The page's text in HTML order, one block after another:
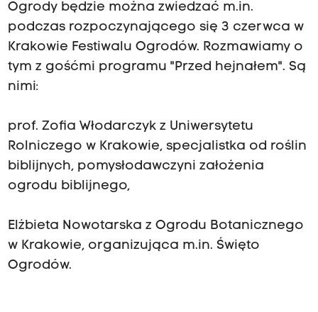
Ogrody będzie można zwiedzać m.in.
podczas rozpoczynającego się 3 czerwca w
Krakowie Festiwalu Ogrodów. Rozmawiamy o
tym z gośćmi programu "Przed hejnałem". Są
nimi:
prof. Zofia Włodarczyk z Uniwersytetu
Rolniczego w Krakowie, specjalistka od roślin
biblijnych, pomysłodawczyni założenia
ogrodu biblijnego,
Elżbieta Nowotarska z Ogrodu Botanicznego
w Krakowie, organizująca m.in. Święto
Ogrodów.